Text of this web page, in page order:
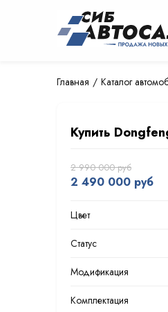
Главная Каталог
Купить
2 990 000 руб
2 490 000 руб
Цвет
Статус
Модификация
Комплектация